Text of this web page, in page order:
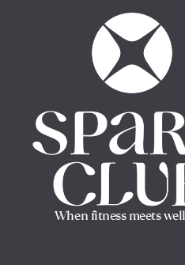
When fitness meets